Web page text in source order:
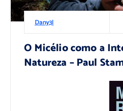
Dany3l
O Micélio como a
Natureza – Paul